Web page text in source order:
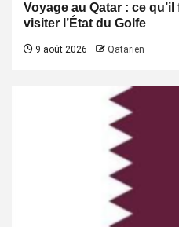
Voyage au Qatar : ce
visiter l’État du Golfe
9 août 2026 Qatarien